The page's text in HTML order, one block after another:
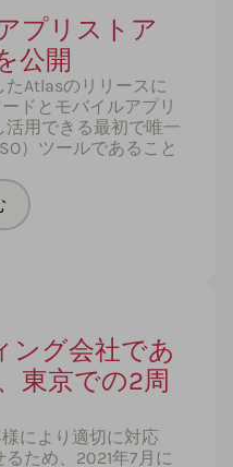
プリストア
公開
Atlasのリリースに
ドとモバイルアプリ
用できる最初で唯一
）ツールであること
ング会社であ
東京での2周
により適切に対応
ため、2021年7月に